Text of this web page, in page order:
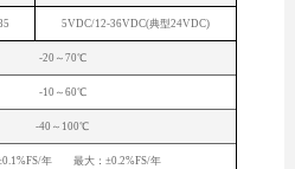
5VDC/12-36VDC(典型24VDC)
-20～70℃
-10～60℃
-40～100℃
年 最大：±0.2%FS/年